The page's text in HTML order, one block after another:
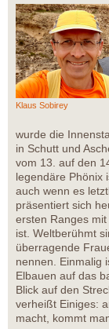
Klaus Sobirey
wurde die
in Schutt und
vom 13. auf den
legendäre Phönix
auch wenn es
präsentiert sich
ersten Ranges
ist. Weltberühmt
überragende
nennen. Einmalig
Elbauen auf das
Blick auf den
verheißt Einiges:
macht, kommt